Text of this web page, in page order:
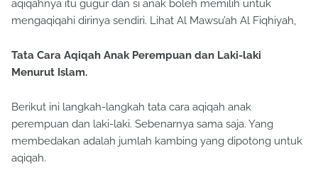
aqiqahnya itu gugur dan si anak boleh memilih untuk
mengaqiqahi dirinya sendiri. Lihat Al Mawsu’ah Al Fiqhiyah,
Tata Cara Aqiqah Anak Perempuan dan Laki-laki
Menurut Islam.
Berikut ini langkah-langkah tata cara aqiqah anak
perempuan dan laki-laki. Sebenarnya sama saja. Yang
membedakan adalah jumlah kambing yang dipotong untuk
aqiqah.